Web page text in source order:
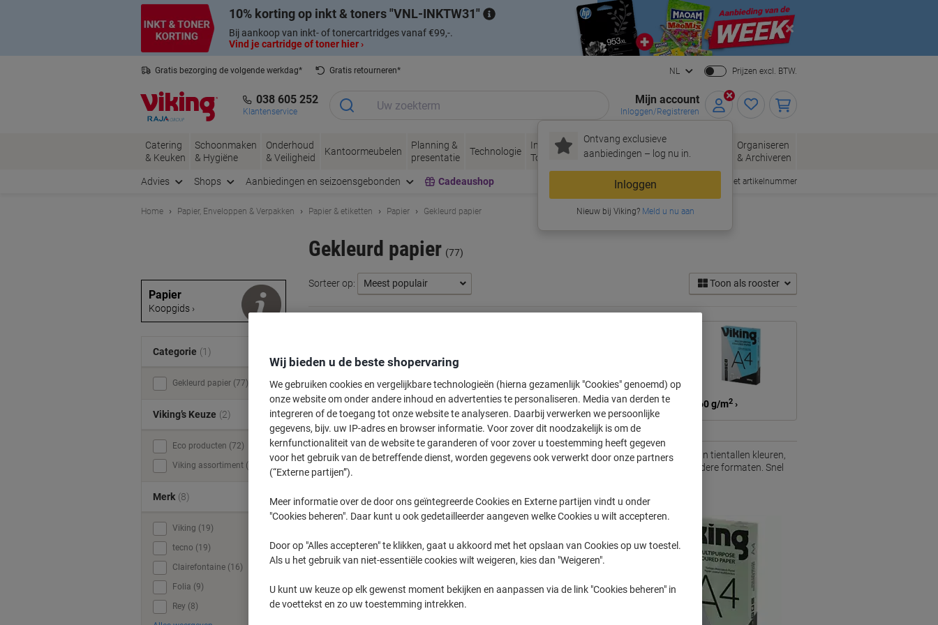
10% korting op inkt & toners VNL-INKTW31
Bij aankoop van inkt- of tonercartridges vanaf €99,-.
Vind je cartridge of toner hier ›
Close
Gratis bezorging de volgende werkdag*
Gratis retourneren*
NL Prijzen excl. BTW.
038 605 252
Klantenservice
Mijn account
Inloggen/Registreren
Ontvang exclusieve
aanbiedingen – log nu in.
Inloggen
Nieuw bij Viking?Meld u nu aan
Catering
& Keuken
Schoonmaken
& Hygiëne
Onderhoud
& Veiligheid
Kantoormeubelen
Planning &
presentatie
Technologie
Inkt &
Toner
Papier, Enveloppen
& Verpakken
Kantoorartikelen
Organiseren
& Archiveren
Advies Shops Aanbiedingen en seizoensgebonden Cadeaushop Snel bestellen met artikelnummer
Home Papier, Enveloppen & Verpakken Papier & etiketten Papier Gekleurd papier
Gekleurd papier (77)
Sorteer op: Toon als rooster
A4 › A3 › 80 g/m2› 160 g/m2 ›
Op zoek naar gekleurd papier voor kantoor of school? Bij Viking België vindt u kopieerpapier in tientallen kleuren,
geschikt voor elke printer of kopieermachine. Van pastelkleuren tot felle tinten — in A4 en andere formaten. Snel
geleverd in België, ook in kleine hoeveelheden.
Categorie (1)
Gekleurd papier (77)
Viking’s Keuze (2)
Eco producten (72)
Viking assortiment (19)
Merk (8)
Viking (19)
tecno (19)
Clairefontaine (16)
Folia (9)
Rey (8)
Papier
Koopgids ›
Wij bieden u de beste shopervaring
We gebruiken cookies en vergelijkbare technologieën (hierna gezamenlijk "Cookies" genoemd) op
onze website om onder andere inhoud en advertenties te personaliseren. Media van derden te
integreren of de toegang tot onze website te analyseren. Daarbij verwerken we persoonlijke
gegevens, bijv. uw IP-adres en browser informatie. Voor zover dit noodzakelijk is om de
kernfunctionaliteit van de website te garanderen of voor zover u toestemming heeft gegeven
voor het gebruik van de betreffende dienst, worden gegevens ook verwerkt door onze partners
(“Externe partijen”).
Meer informatie over de door ons geïntegreerde Cookies en Externe partijen vindt u onder
"Cookies beheren". Daar kunt u ook gedetailleerder aangeven welke Cookies u wilt accepteren.
Door op "Alles accepteren" te klikken, gaat u akkoord met het opslaan van Cookies op uw toestel.
Als u het gebruik van niet-essentiële cookies wilt weigeren, kies dan "Weigeren".
U kunt uw keuze op elk gewenst moment bekijken en aanpassen via de link "Cookies beheren" in
de voettekst en zo uw toestemming intrekken.